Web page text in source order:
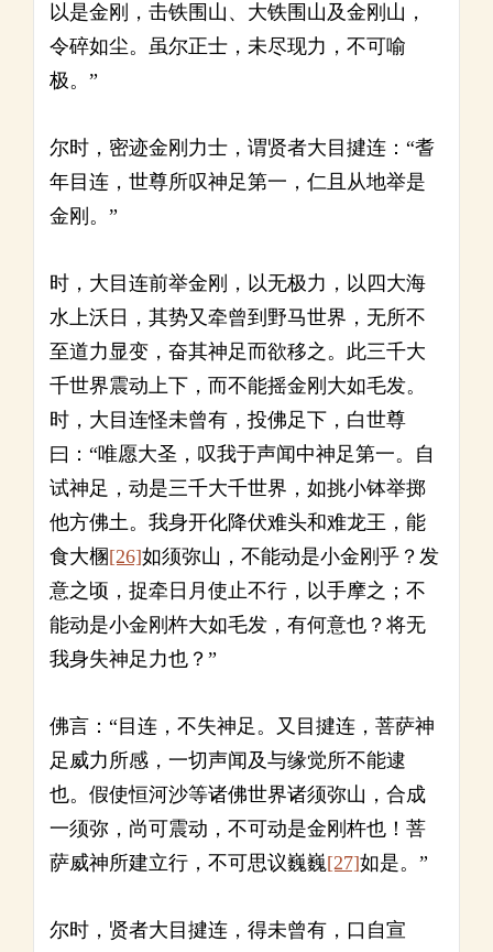
以是金刚，击铁围山、大铁围山及金刚山，
令碎如尘。虽尔正士，未尽现力，不可喻
极。”
尔时，密迹金刚力士，谓贤者大目揵连：“耆
年目连，世尊所叹神足第一，仁且从地举是
金刚。”
时，大目连前举金刚，以无极力，以四大海
水上沃日，其势又牵曾到野马世界，无所不
至道力显变，奋其神足而欲移之。此三千大
千世界震动上下，而不能摇金刚大如毛发。
时，大目连怪未曾有，投佛足下，白世尊
曰：“唯愿大圣，叹我于声闻中神足第一。自
试神足，动是三千大千世界，如挑小钵举掷
他方佛土。我身开化降伏难头和难龙王，能
食大㮯[26]如须弥山，不能动是小金刚乎？发
意之顷，捉牵日月使止不行，以手摩之；不
能动是小金刚杵大如毛发，有何意也？将无
我身失神足力也？”
佛言：“目连，不失神足。又目揵连，菩萨神
足威力所感，一切声闻及与缘觉所不能逮
也。假使恒河沙等诸佛世界诸须弥山，合成
一须弥，尚可震动，不可动是金刚杵也！菩
萨威神所建立行，不可思议巍巍[27]如是。”
尔时，贤者大目揵连，得未曾有，口自宣